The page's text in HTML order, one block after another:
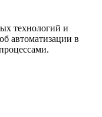
технологий и
автоматизации в